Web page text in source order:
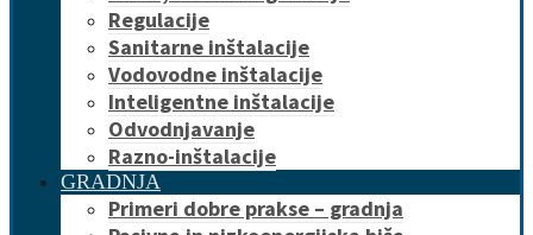
Regulacije
Sanitarne inštalacije
Vodovodne inštalacije
Inteligentne inštalacije
Odvodnjavanje
Razno-inštalacije
GRADNJA
Primeri dobre prakse – gradnja